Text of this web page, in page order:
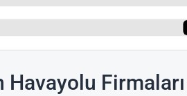
Firmaları